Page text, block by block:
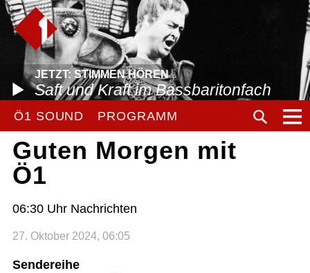
JETZT: STIMMEN HÖREN
Saft und Kraft im Bassbaritonfach
Ö1 SOUND PROGRAMM
Guten Morgen mit
Ö1
06:30 Uhr Nachrichten
27. Oktober 2024, 06:05
Sendereihe